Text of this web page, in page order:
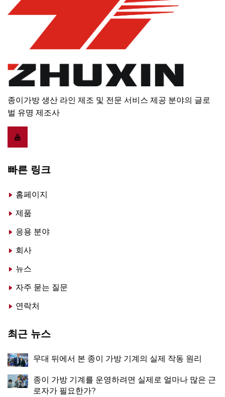
종이가방 생산 라인 제조 및 전문 서비스 제공 분야의 글로
벌 유명 제조사
빠른 링크
홈페이지
제품
응용 분야
회사
뉴스
자주 묻는 질문
연락처
최근 뉴스
무대 뒤에서 본 종이 가방 기계의 실제 작동 원리
종이 가방 기계를 운영하려면 실제로 얼마나 많은 근
로자가 필요한가?